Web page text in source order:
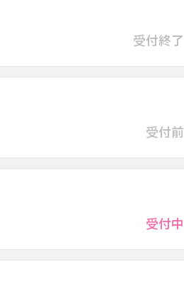
受付終了
受付前
受付中